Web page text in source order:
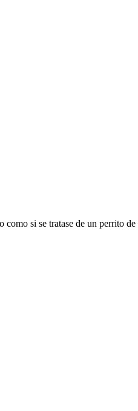
si se tratase de un perrito